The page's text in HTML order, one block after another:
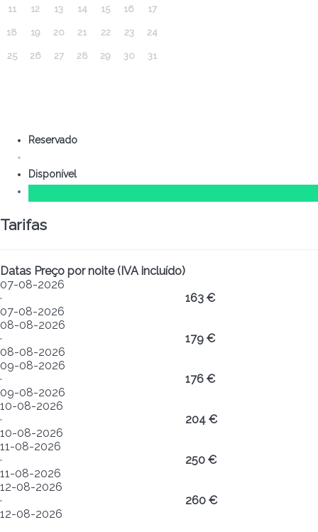
11 12 13 14 15 16 17
18 19 20 21 22 23 24
25 26 27 28 29 30 31
Reservado
Disponível
Tarifas
Datas Preço por noite (IVA incluído)
07-08-2026
·
07-08-2026
163 €
08-08-2026
·
08-08-2026
179 €
09-08-2026
·
09-08-2026
176 €
10-08-2026
·
10-08-2026
204 €
11-08-2026
·
11-08-2026
250 €
12-08-2026
·
12-08-2026
260 €